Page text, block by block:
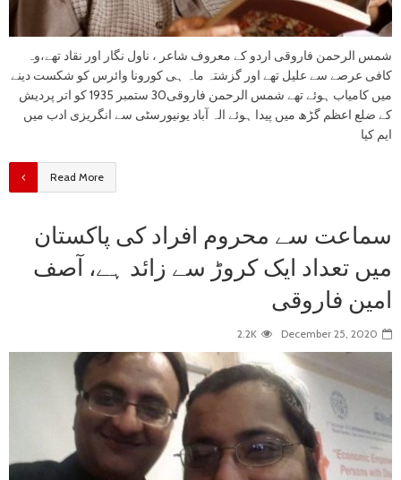
شمس الرحمن فاروقی اردو کے معروف شاعر ، ناول نگار اور نقاد تھے،وہ
کافی عرصے سے علیل تھے اور گزشتہ ماہ ہی کورونا وائرس کو شکست دینے
میں کامیاب ہوئے تھے شمس الرحمن فاروقی30 ستمبر 1935 کو اتر پردیش
کے ضلع اعظم گڑھ میں پیدا ہوئے الہ آباد یونیورسٹی سے انگریزی ادب میں
ایم کیا
Read More
سماعت سے محروم افراد کی پاکستان
میں تعداد ایک کروڑ سے زائد ہے، آصف
امین فاروقی
December 25, 2020
2.2K